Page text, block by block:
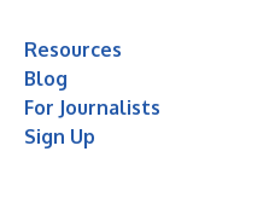
Resources
Blog
For Journalists
Sign Up